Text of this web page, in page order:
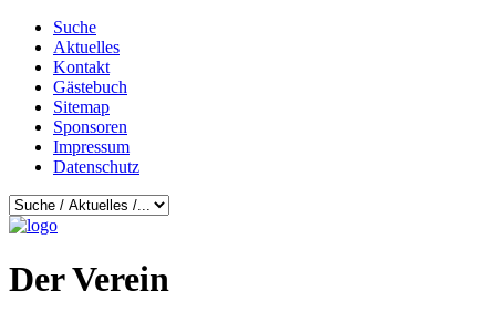
Suche
Aktuelles
Kontakt
Gästebuch
Sitemap
Sponsoren
Impressum
Datenschutz
Der Verein